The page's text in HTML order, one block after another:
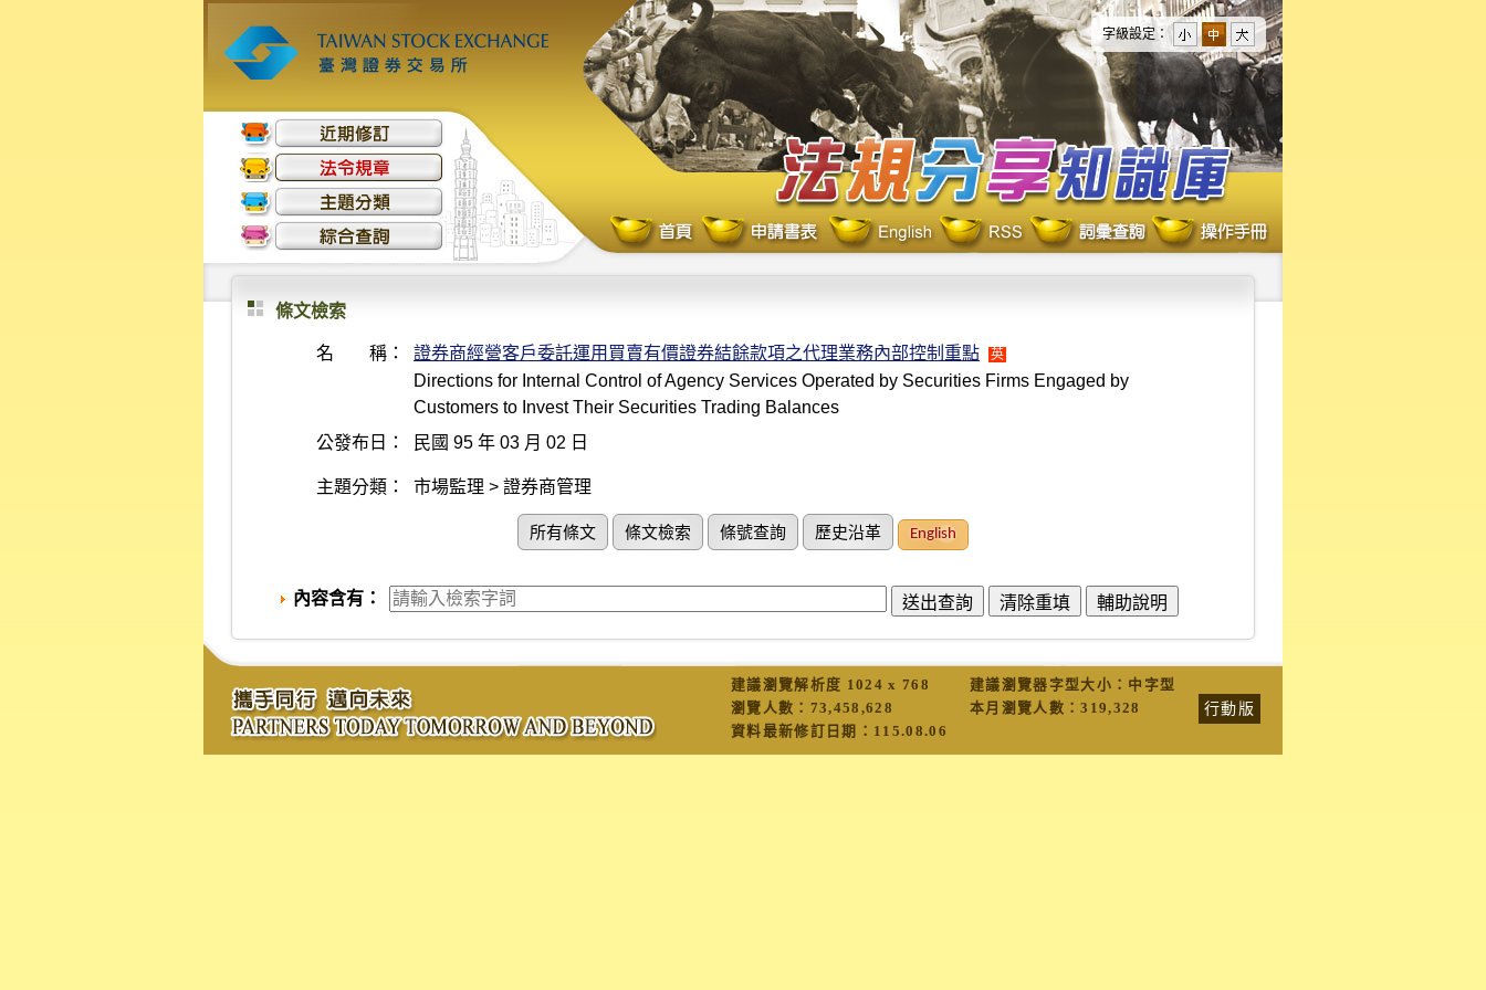
字級設定：
條文檢索
名 稱： 證券商經營客戶委託運用買賣有價證券結餘款項之代理業務內部控制重點 英
Directions for Internal Control of Agency Services Operated by Securities Firms Engaged by
Customers to Invest Their Securities Trading Balances
公發布日：
民國 95 年 03 月 02 日
主題分類： 市場監理 > 證券商管理
所有條文 條文檢索 條號查詢 歷史沿革 English
內容含有：
建議瀏覽解析度 1024 x 768 建議瀏覽器字型大小：中字型
行動版
瀏覽人數： 73,458,628 本月瀏覽人數：319,328
資料最新修訂日期： 115.08.06